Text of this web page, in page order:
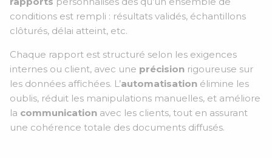
conditions est rempli : résultats validés, échantillons
clôturés, délai atteint, etc.
Chaque rapport est structuré selon les exigences
internes ou client, avec une précision rigoureuse sur
les données affichées. L’automatisation élimine les
oublis, réduit les manipulations manuelles, et améliore
la communication avec les clients, tout en assurant
une cohérence totale des documents diffusés.